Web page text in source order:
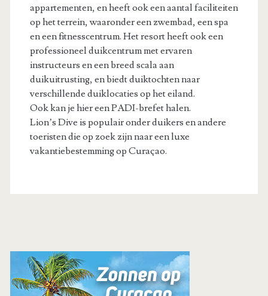
appartementen, en heeft ook een aantal faciliteiten
op het terrein, waaronder een zwembad, een spa
en een fitnesscentrum. Het resort heeft ook een
professioneel duikcentrum met ervaren
instructeurs en een breed scala aan
duikuitrusting, en biedt duiktochten naar
verschillende duiklocaties op het eiland.
Ook kan je hier een PADI-brefet halen.
Lion’s Dive is populair onder duikers en andere
toeristen die op zoek zijn naar een luxe
vakantiebestemming op Curaçao.
Primaire
zijbalk